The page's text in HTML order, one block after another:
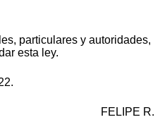
particulares y autoridades,
esta ley.
FELIPE R.